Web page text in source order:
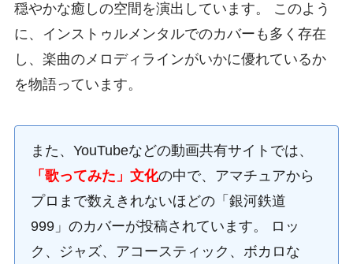
穏やかな癒しの空間を演出しています。 このよう
に、インストゥルメンタルでのカバーも多く存在
し、楽曲のメロディラインがいかに優れているか
を物語っています。
また、YouTubeなどの動画共有サイトでは、
「歌ってみた」文化の中で、アマチュアから
プロまで数えきれないほどの「銀河鉄道
999」のカバーが投稿されています。 ロッ
ク、ジャズ、アコースティック、ボカロな